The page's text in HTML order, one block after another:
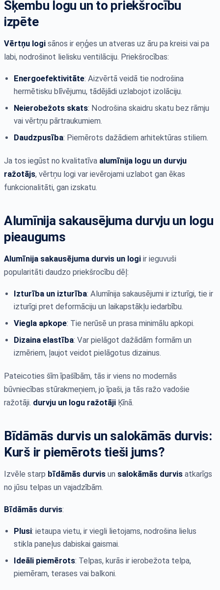
Šķembu logu un to priekšrocību
izpēte
Vērtņu logi sānos ir eņģes un atveras uz āru pa kreisi vai pa
labi, nodrošinot lielisku ventilāciju. Priekšrocības:
Energoefektivitāte: Aizvērtā veidā tie nodrošina
hermētisku blīvējumu, tādējādi uzlabojot izolāciju.
Neierobežots skats: Nodrošina skaidru skatu bez rāmju
vai vērtņu pārtraukumiem.
Daudzpusība: Piemērots dažādiem arhitektūras stiliem.
Ja tos iegūst no kvalitatīva alumīnija logu un durvju
ražotājs, vērtņu logi var ievērojami uzlabot gan ēkas
funkcionalitāti, gan izskatu.
Alumīnija sakausējuma durvju un logu
pieaugums
Alumīnija sakausējuma durvis un logi ir ieguvuši
popularitāti daudzo priekšrocību dēļ:
Izturība un izturība: Alumīnija sakausējumi ir izturīgi, tie ir
izturīgi pret deformāciju un laikapstākļu iedarbību.
Viegla apkope: Tie nerūsē un prasa minimālu apkopi.
Dizaina elastība: Var pielāgot dažādām formām un
izmēriem, ļaujot veidot pielāgotus dizainus.
Pateicoties šīm īpašībām, tās ir viens no modernās
būvniecības stūrakmeņiem, jo īpaši, ja tās ražo vadošie
ražotāji. durvju un logu ražotāji Ķīnā.
Bīdāmās durvis un salokāmās durvis:
Kurš ir piemērots tieši jums?
Izvēle starp bīdāmās durvis un salokāmās durvis atkarīgs
no jūsu telpas un vajadzībām.
Bīdāmās durvis:
Plusi: ietaupa vietu, ir viegli lietojams, nodrošina lielus
stikla paneļus dabiskai gaismai.
Ideāli piemērots: Telpas, kurās ir ierobežota telpa,
piemēram, terases vai balkoni.